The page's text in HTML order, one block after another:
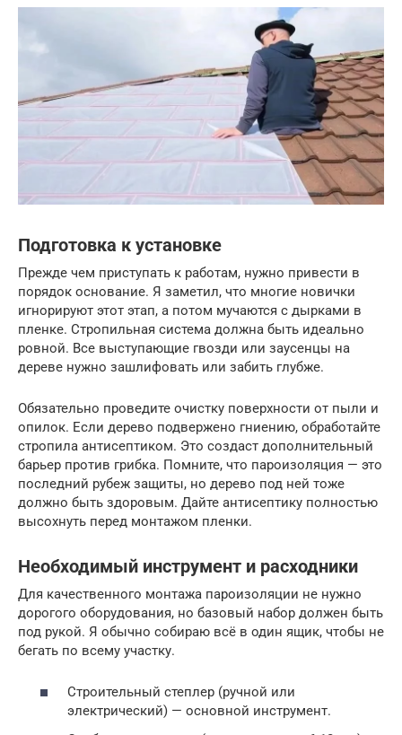
Подготовка к установке
Прежде чем приступать к работам, нужно привести в
порядок основание. Я заметил, что многие новички
игнорируют этот этап, а потом мучаются с дырками в
пленке. Стропильная система должна быть идеально
ровной. Все выступающие гвозди или заусенцы на
дереве нужно зашлифовать или забить глубже.
Обязательно проведите очистку поверхности от пыли и
опилок. Если дерево подвержено гниению, обработайте
стропила антисептиком. Это создаст дополнительный
барьер против грибка. Помните, что пароизоляция — это
последний рубеж защиты, но дерево под ней тоже
должно быть здоровым. Дайте антисептику полностью
высохнуть перед монтажом пленки.
Необходимый инструмент и расходники
Для качественного монтажа пароизоляции не нужно
дорогого оборудования, но базовый набор должен быть
под рукой. Я обычно собираю всё в один ящик, чтобы не
бегать по всему участку.
Строительный степлер (ручной или
электрический) — основной инструмент.